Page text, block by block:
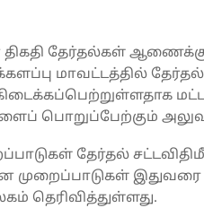
தேர்தல்கள்
மாவட்டத்தில்
பொறுப்பேற்கும்
தேர்தல்
இதுவரை
தெரிவித்துள்ளது.